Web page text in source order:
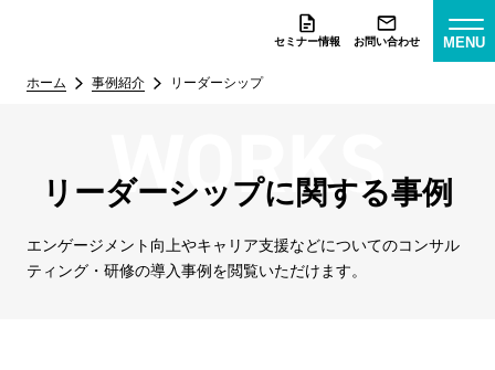
セミナー情報 お問い合わせ MENU
ホーム 事例紹介 リーダーシップ
リーダーシップに関する事例
エンゲージメント向上やキャリア支援などについてのコンサル
ティング・研修の導入事例を閲覧いただけます。